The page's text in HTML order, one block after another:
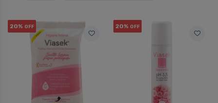
20% OFF 20% OFF